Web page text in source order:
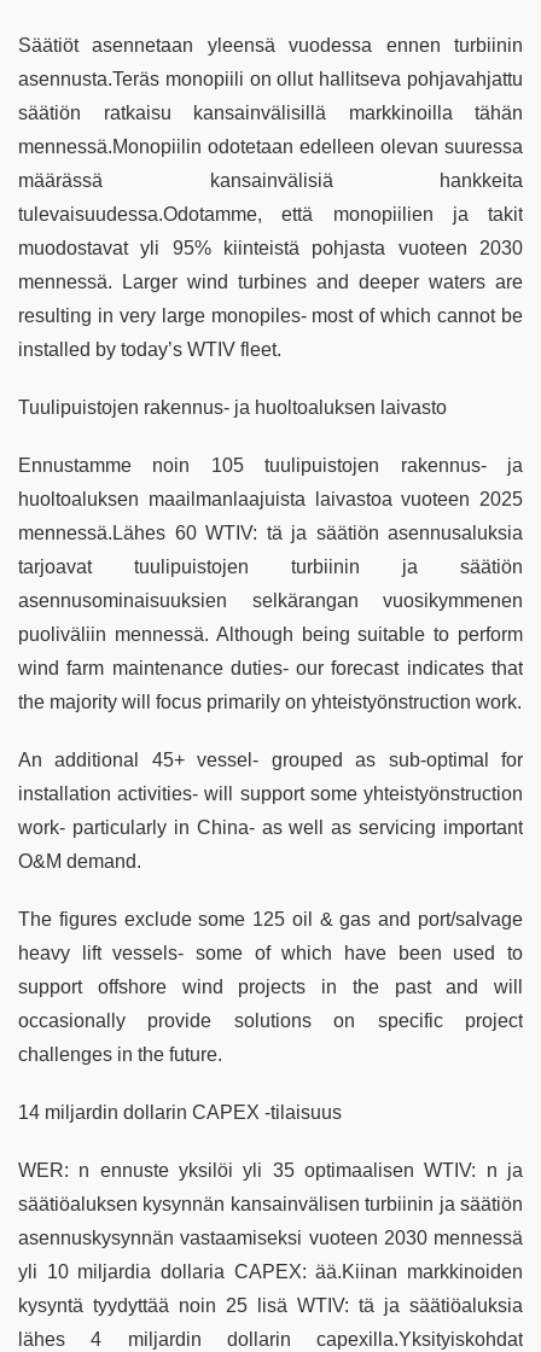
Säätiöt asennetaan yleensä vuodessa ennen turbiinin
asennusta.Teräs monopiili on ollut hallitseva pohjavahjattu
säätiön ratkaisu kansainvälisillä markkinoilla tähän
mennessä.Monopiilin odotetaan edelleen olevan suuressa
määrässä kansainvälisiä hankkeita
tulevaisuudessa.Odotamme, että monopiilien ja takit
muodostavat yli 95% kiinteistä pohjasta vuoteen 2030
mennessä. Larger wind turbines and deeper waters are
resulting in very large monopiles- most of which cannot be
installed by today’s WTIV fleet.
Tuulipuistojen rakennus- ja huoltoaluksen laivasto
Ennustamme noin 105 tuulipuistojen rakennus- ja
huoltoaluksen maailmanlaajuista laivastoa vuoteen 2025
mennessä.Lähes 60 WTIV: tä ja säätiön asennusaluksia
tarjoavat tuulipuistojen turbiinin ja säätiön
asennusominaisuuksien selkärangan vuosikymmenen
puoliväliin mennessä. Although being suitable to perform
wind farm maintenance duties- our forecast indicates that
the majority will focus primarily on yhteistyönstruction work.
An additional 45+ vessel- grouped as sub-optimal for
installation activities- will support some yhteistyönstruction
work- particularly in China- as well as servicing important
O&M demand.
The figures exclude some 125 oil & gas and port/salvage
heavy lift vessels- some of which have been used to
support offshore wind projects in the past and will
occasionally provide solutions on specific project
challenges in the future.
14 miljardin dollarin CAPEX -tilaisuus
WER: n ennuste yksilöi yli 35 optimaalisen WTIV: n ja
säätiöaluksen kysynnän kansainvälisen turbiinin ja säätiön
asennuskysynnän vastaamiseksi vuoteen 2030 mennessä
yli 10 miljardia dollaria CAPEX: ää.Kiinan markkinoiden
kysyntä tyydyttää noin 25 lisä WTIV: tä ja säätiöaluksia
lähes 4 miljardin dollarin capexilla.Yksityiskohdat